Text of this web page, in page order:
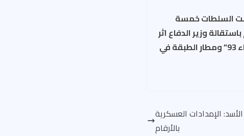
السلطات خمسة
باستقالة وزير الدفاع اثر
مقتل 200 جندي على يد تنظيم الدولة الاسلامية لدى سقوط “الفرقة 17″ و”اللواء 93” ومطار الطبقة في
الإمدادات العسكرية
بالأرقام